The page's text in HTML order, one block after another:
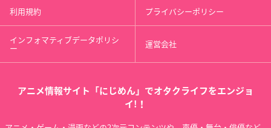
僕は友達が少ないNE
XT
閃乱カグラ ヤマノススメ
利用規約 プライバシーポリシー
インフォマティブデータポリシ
ー 運営会社
アニメ情報サイト「にじめん」でオタクライフをエンジョ
イ!！